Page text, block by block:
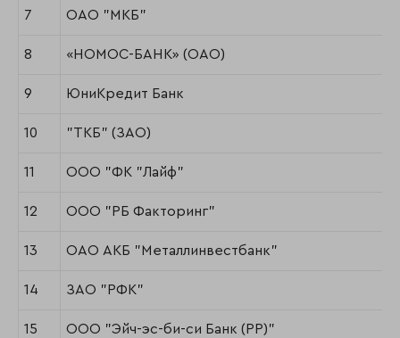
7 ОАО "МКБ"
8 «НОМОС-БАНК» (ОАО)
9 ЮниКредит Банк
10 "ТКБ" (ЗАО)
11 ООО "ФК "Лайф"
12 ООО "РБ Факторинг"
13 ОАО АКБ "Металлинвестбанк"
14 ЗАО "РФК"
15 ООО "Эйч-эс-би-си Банк (РР)"